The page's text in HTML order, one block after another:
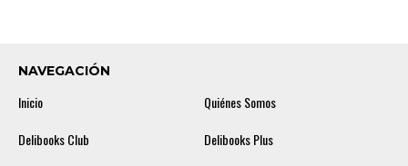
NAVEGACIÓN
Inicio
Quiénes Somos
Delibooks Club
Delibooks Plus